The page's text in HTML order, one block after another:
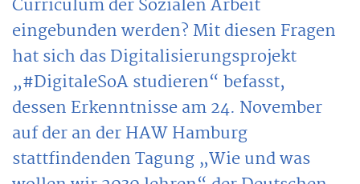
eingebunden werden? Mit diesen Fragen
hat sich das Digitalisierungsprojekt
„#DigitaleSoA studieren“ befasst,
dessen Erkenntnisse am 24. November
auf der an der HAW Hamburg
stattfindenden Tagung „Wie und was